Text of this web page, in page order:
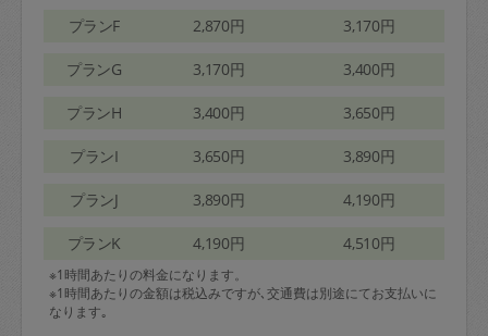
プランF 2,870円 3,170円
プランG 3,170円 3,400円
プランH 3,400円 3,650円
プランI 3,650円 3,890円
プランJ 3,890円 4,190円
プランK 4,190円 4,510円
※1時間あたりの料金になります。
※1時間あたりの金額は税込みですが､交通費は別途にてお支払いに
なります｡